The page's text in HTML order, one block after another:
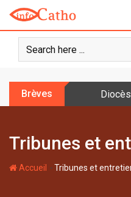
o
Brèves
Tribunes et
Accueil -Tribunes et